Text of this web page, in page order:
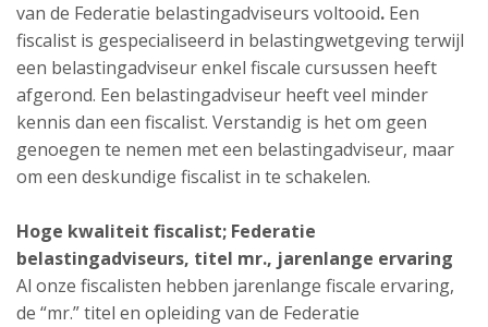
van de Federatie belastingadviseurs voltooid. Een
fiscalist is gespecialiseerd in belastingwetgeving terwijl
een belastingadviseur enkel fiscale cursussen heeft
afgerond. Een belastingadviseur heeft veel minder
kennis dan een fiscalist. Verstandig is het om geen
genoegen te nemen met een belastingadviseur, maar
om een deskundige fiscalist in te schakelen.
Hoge kwaliteit fiscalist; Federatie
belastingadviseurs, titel mr., jarenlange ervaring
Al onze fiscalisten hebben jarenlange fiscale ervaring,
de “mr.” titel en opleiding van de Federatie